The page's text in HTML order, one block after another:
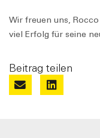
Wir freuen uns,
viel Erfolg für seine
Beitrag teilen